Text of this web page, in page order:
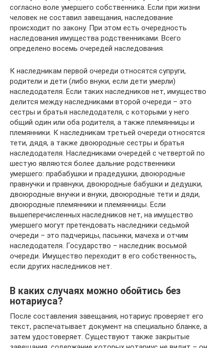
согласно воле умершего собственника. Если при жизни
человек не составил завещания, наследование
происходит по закону. При этом есть очередность
наследования имущества родственниками. Всего
определено восемь очередей наследования.
К наследникам первой очереди относятся супруги,
родители и дети (либо внуки, если дети умерли)
наследодателя. Если таких наследников нет, имущество
делится между наследниками второй очереди – это
сестры и братья наследодателя, с которыми у него
общий один или оба родителя, а также племянницы и
племянники. К наследникам третьей очереди относятся
тети, дядя, а также двоюродные сестры и братья
наследодателя. Наследниками очередей с четвертой по
шестую являются более дальние родственники
умершего: прабабушки и прадедушки, двоюродные
правнучки и правнуки, двоюродные бабушки и дедушки,
двоюродные внучки и внуки, двоюродные тети и дяди,
двоюродные племянники и племянницы. Если
вышеперечисленных наследников нет, на имущество
умершего могут претендовать наследники седьмой
очереди – это падчерицы, пасынки, мачеха и отчим
наследодателя. Государство – наследник восьмой
очереди. Имущество переходит в его собственность,
если других наследников нет.
В каких случаях можно обойтись без
нотариуса?
После составления завещания, нотариус проверяет его
текст, распечатывает документ на специально бланке, а
затем удостоверяет. Существуют также закрытые